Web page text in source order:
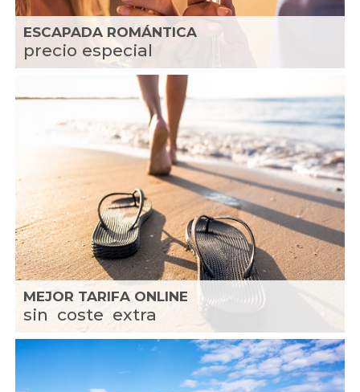
ESCAPADA ROMÁNTICA
precio especial
MEJOR TARIFA ONLINE
sin coste extra